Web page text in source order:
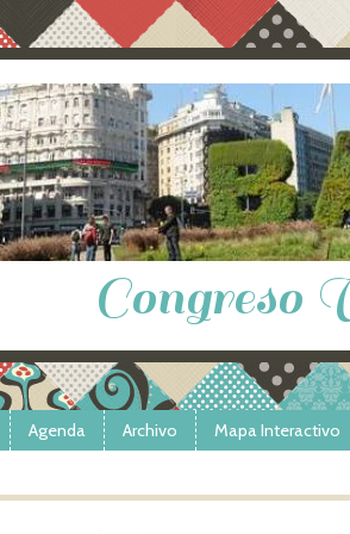
Congreso
Agenda Archivo Mapa Interactivo